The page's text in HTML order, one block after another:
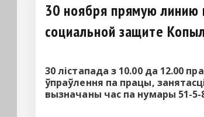
30 ноября прямую линию
социальной защите
30 лістапада з 10.00 да 12.00
ўпраўлення па працы,
вызначаны час па нумары 51-5-